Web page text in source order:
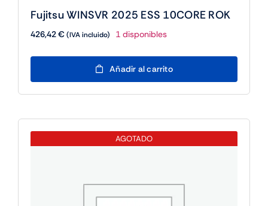
Fujitsu WINSVR 2025 ESS 10CORE ROK
426,42€(IVA incluido) 1 disponibles
Fujitsu
WINSVR
10CORE
ROK
Añadir al carrito
AGOTADO